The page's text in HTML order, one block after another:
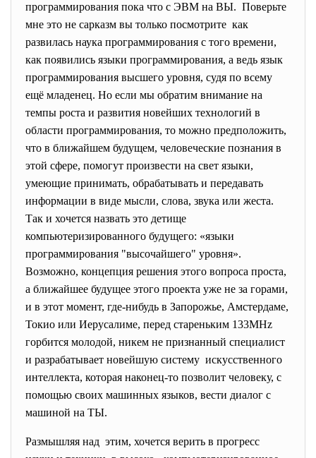
программирования пока что с ЭВМ на ВЫ. Поверьте
мне это не сарказм вы только посмотрите как
развилась наука программирования с того времени,
как появились языки программирования, а ведь язык
программирования высшего уровня, судя по всему
ещё младенец. Но если мы обратим внимание на
темпы роста и развития новейших технологий в
области программирования, то можно предположить,
что в ближайшем будущем, человеческие познания в
этой сфере, помогут произвести на свет языки,
умеющие принимать, обрабатывать и передавать
информации в виде мысли, слова, звука или жеста.
Так и хочется назвать это детище
компьютеризированного будущего: «языки
программирования "высочайшего" уровня».
Возможно, концепция решения этого вопроса проста,
а ближайшее будущее этого проекта уже не за горами,
и в этот момент, где-нибудь в Запорожье, Амстердаме,
Токио или Иерусалиме, перед стареньким 133MHz
горбится молодой, никем не признанный специалист
и разрабатывает новейшую систему искусственного
интеллекта, которая наконец-то позволит человеку, с
помощью своих машинных языков, вести диалог с
машиной на ТЫ.
Размышляя над этим, хочется верить в прогресс